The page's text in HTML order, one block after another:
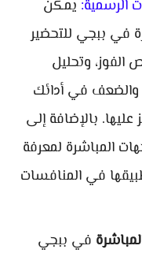
الرسمية: يمكن
في ببجي للتحضير
وتحليل
والضعف في أدائك
بالإضافة إلى
المباشرة لمعرفة
في المنافسات
في ببجي